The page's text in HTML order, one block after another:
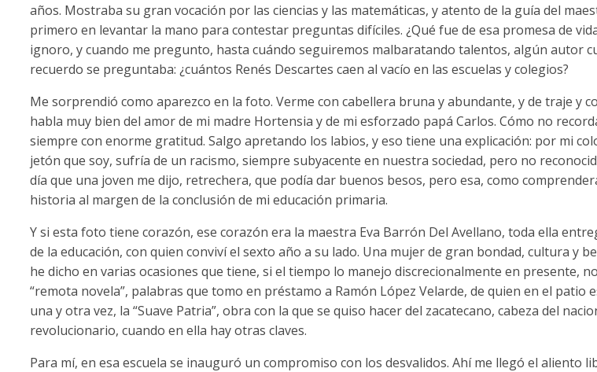
años. Mostraba su gran vocación por las ciencias y las matemáticas, y atento de la guía del
primero en levantar la mano para contestar preguntas difíciles. ¿Qué fue de esa promesa de
ignoro, y cuando me pregunto, hasta cuándo seguiremos malbaratando talentos, algún autor
recuerdo se preguntaba: ¿cuántos Renés Descartes caen al vacío en las escuelas y colegios?
Me sorprendió como aparezco en la foto. Verme con cabellera bruna y abundante, y de traje y
habla muy bien del amor de mi madre Hortensia y de mi esforzado papá Carlos. Cómo no
siempre con enorme gratitud. Salgo apretando los labios, y eso tiene una explicación: por mi
jetón que soy, sufría de un racismo, siempre subyacente en nuestra sociedad, pero no
día que una joven me dijo, retrechera, que podía dar buenos besos, pero esa, como
historia al margen de la conclusión de mi educación primaria.
Y si esta foto tiene corazón, ese corazón era la maestra Eva Barrón Del Avellano, toda ella
de la educación, con quien conviví el sexto año a su lado. Una mujer de gran bondad, cultura y
he dicho en varias ocasiones que tiene, si el tiempo lo manejo discrecionalmente en presente,
“remota novela”, palabras que tomo en préstamo a Ramón López Velarde, de quien en el patio
una y otra vez, la “Suave Patria”, obra con la que se quiso hacer del zacatecano, cabeza del
revolucionario, cuando en ella hay otras claves.
Para mí, en esa escuela se inauguró un compromiso con los desvalidos. Ahí me llegó el aliento